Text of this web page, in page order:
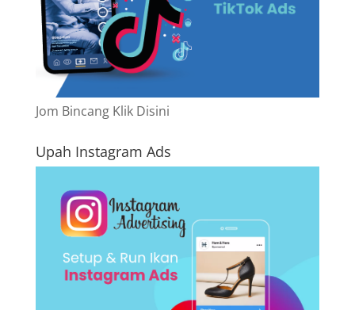
Jom Bincang Klik Disini
Upah Instagram Ads